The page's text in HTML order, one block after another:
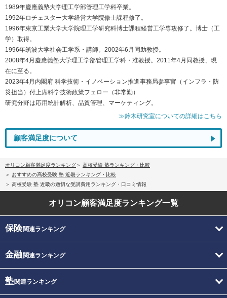
1989年慶應義塾大学理工学部管理工学科卒業。
1992年ロチェスター大学経営大学院修士課程修了。
1996年東京工業大学大学院理工学研究科博士課程経営工学専攻修了。博士（工
学）取得。
1996年筑波大学社会工学系・講師。2002年6月同助教授。
2008年4月慶應義塾大学理工学部管理工学科・准教授。2011年4月同教授、現
在に至る。
2023年4月内閣府 科学技術・イノベーション推進事務局参事官（インフラ・防
災担当）付上席科学技術政策フェロー（非常勤）
研究分野は応用統計解析、品質管理、マーケティング。
≫鈴木研究室についての詳細はこちら
顧客満足度について
オリコン顧客満足度ランキング
高校受験 塾ランキング・比較
おすすめの高校受験 塾 近畿ランキング・比較
高校受験 塾 近畿の適切な受講費用ランキング・口コミ情報
オリコン顧客満足度ランキング一覧
保険関連ランキング
金融関連ランキング
塾関連ランキング